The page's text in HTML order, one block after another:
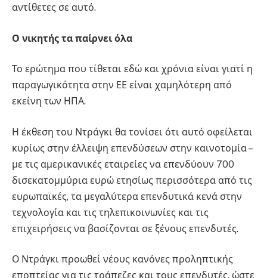
αντίθετες σε αυτό.
Ο νικητής τα παίρνει όλα
Το ερώτημα που τίθεται εδώ και χρόνια είναι γιατί η
παραγωγικότητα στην ΕΕ είναι χαμηλότερη από
εκείνη των ΗΠΑ.
Η έκθεση του Ντράγκι θα τονίσει ότι αυτό οφείλεται
κυρίως στην έλλειψη επενδύσεων στην καινοτομία –
με τις αμερικανικές εταιρείες να επενδύουν 700
δισεκατομμύρια ευρώ ετησίως περισσότερα από τις
ευρωπαϊκές, τα μεγαλύτερα επενδυτικά κενά στην
τεχνολογία και τις τηλεπικοινωνίες και τις
επιχειρήσεις να βασίζονται σε ξένους επενδυτές.
Ο Ντράγκι προωθεί νέους κανόνες προληπτικής
εποπτείας για τις τράπεζες και τους επενδυτές, ώστε